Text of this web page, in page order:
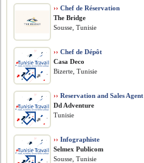
›› Chef de Réservation
The Bridge
Sousse, Tunisie
›› Chef de Dépôt
Casa Deco
Bizerte, Tunisie
›› Reservation and Sales Agent
Dd Adventure
Tunisie
›› Infographiste
Selmex Publicom
Sousse, Tunisie